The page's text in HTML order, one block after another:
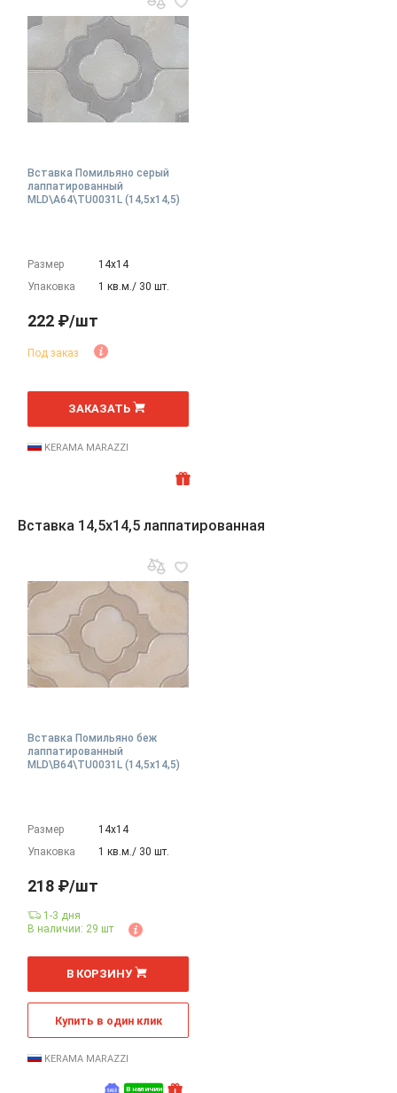
Вставка Помильяно серый
лаппатированный
MLD\A64\TU0031L (14,5x14,5)
Размер
14х14
Упаковка
1 кв.м./ 30 шт.
222 ₽/шт
Под заказ
шт
ЗАКАЗАТЬ
KERAMA MARAZZI
Вставка 14,5x14,5 лаппатированная
Вставка Помильяно беж
лаппатированный
MLD\B64\TU0031L (14,5x14,5)
Размер
14х14
Упаковка
1 кв.м./ 30 шт.
В наличии
218 ₽/шт
1-3 дня
В наличии: 29 шт
шт
В КОРЗИНУ
Купить в один клик
KERAMA MARAZZI